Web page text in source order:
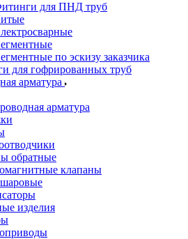
для ПНД труб
по эскизу заказчика
для гофрированных труб
арматура
арматура
обратные
клапаны
изделия